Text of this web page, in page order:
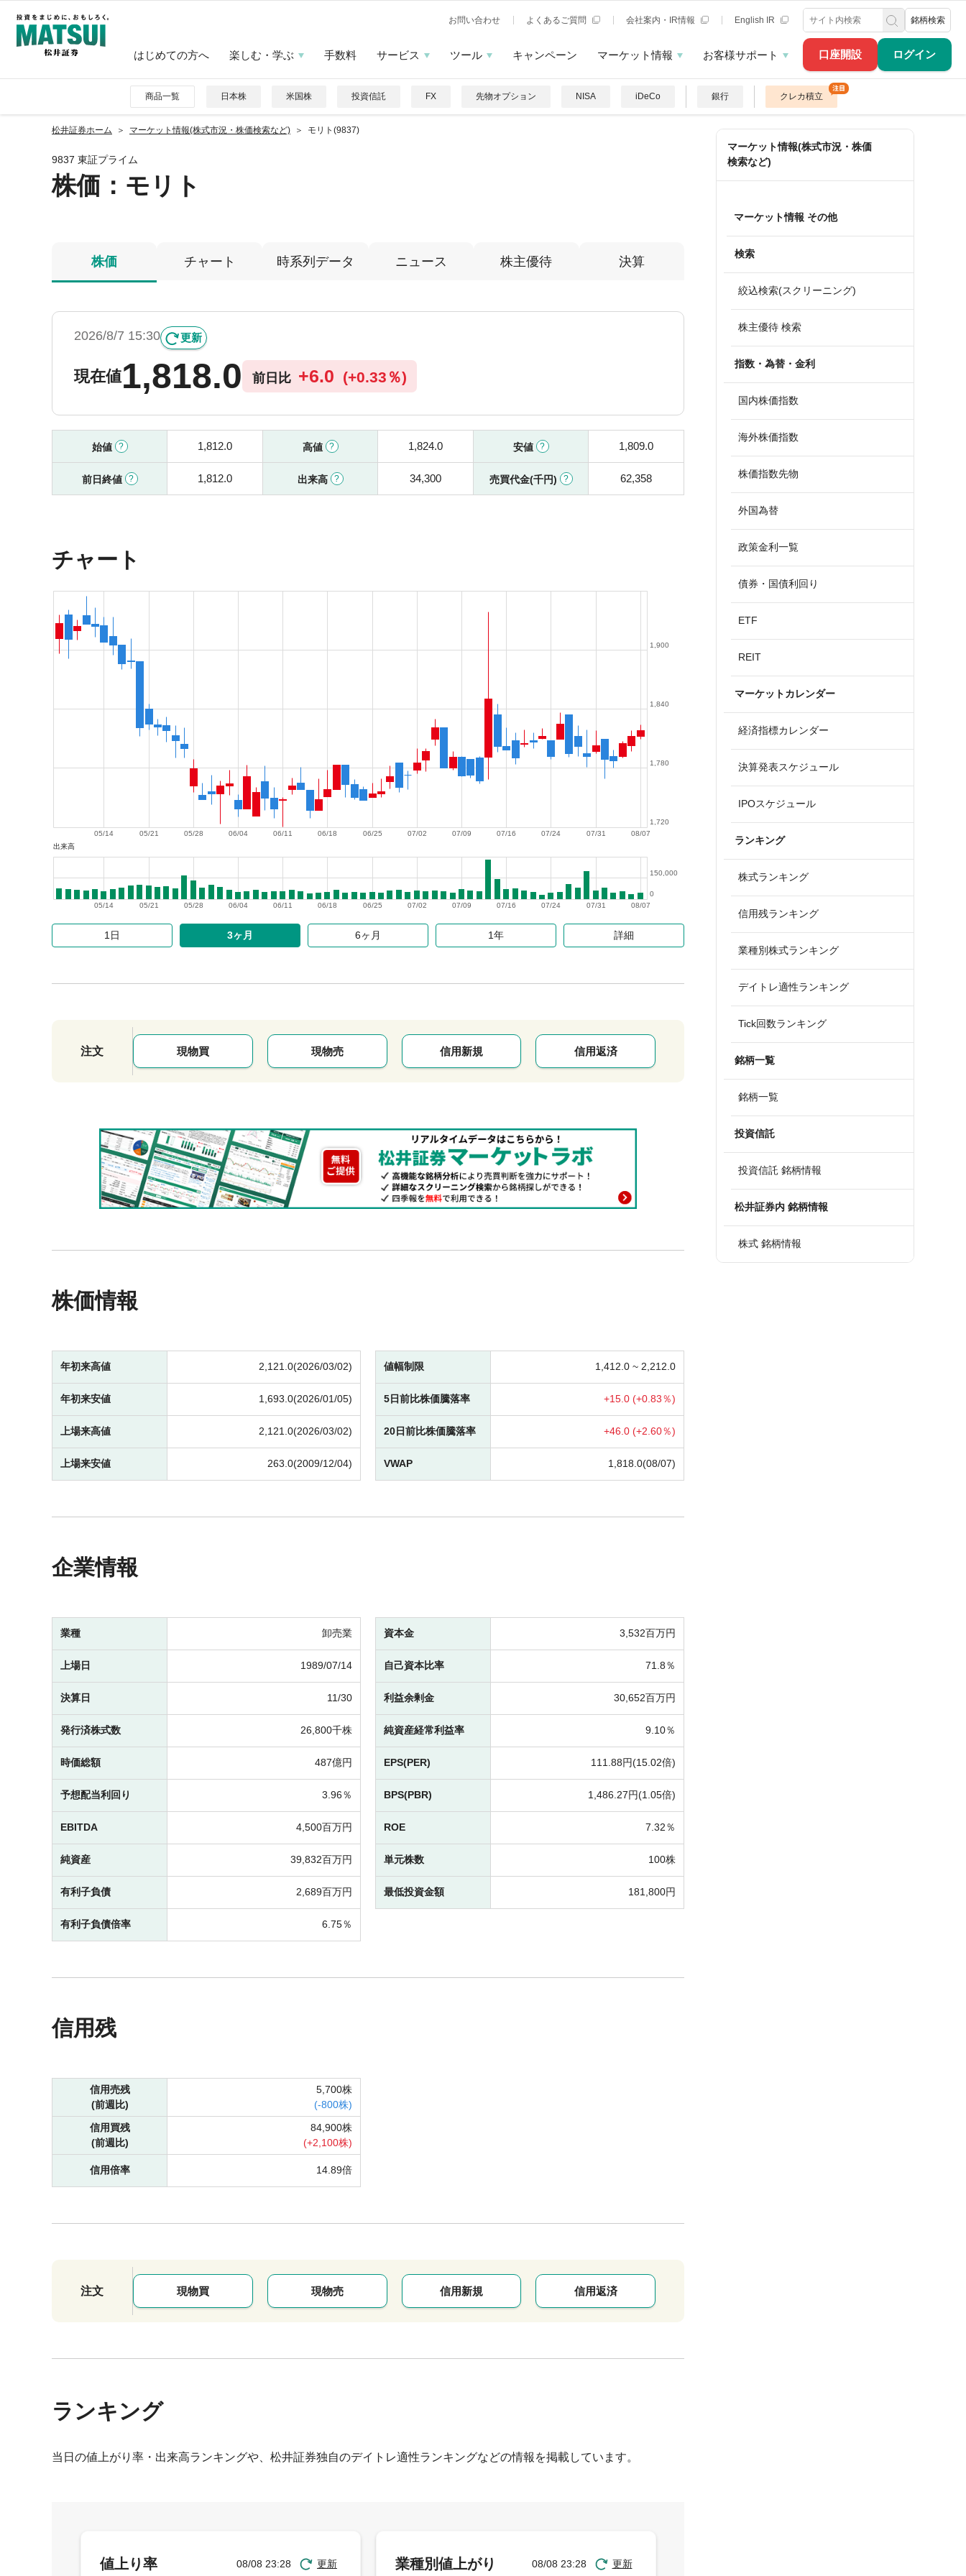
口座開設 ログイン
お問い合わせ よくあるご質問 会社案内・IR情報 English IR 銘柄検索
はじめての方へ 楽しむ・学ぶ 手数料 サービス ツール キャンペーン マーケット情報 お客様サポート
商品一覧 日本株 米国株 投資信託 FX 先物オプション NISA iDeCo 銀行 クレカ積立
松井証券ホーム マーケット情報(株式市況・株価検索など) モリト(9837)
9837 東証プライム
株価 ：モリト
株価 チャート 時系列データ ニュース 株主優待 決算
2026/8/7 15:30 更新
現在値1,818.0 前日比 +6.0 (+0.33％)
始値 1,812.0 高値 1,824.0 安値 1,809.0
前日終値 1,812.0 出来高 34,300 売買代金(千円) 62,358
チャート
08/07
07/31
07/24
07/16
07/09
07/02
06/25
06/18
06/11
06/04
05/28
05/21
05/14
1,720
1,780
1,840
1,900
出来高
08/07
07/31
07/24
07/16
07/09
07/02
06/25
06/18
06/11
06/04
05/28
05/21
05/14
0
150,000
1日 3ヶ月 6ヶ月 1年 詳細
注文 現物買 現物売 信用新規 信用返済
株価情報
年初来高値 2,121.0(2026/03/02)
年初来安値 1,693.0(2026/01/05)
上場来高値 2,121.0(2026/03/02)
上場来安値 263.0(2009/12/04)
値幅制限 1,412.0 ~ 2,212.0
5日前比株価騰落率 +15.0 (+0.83％)
20日前比株価騰落率 +46.0 (+2.60％)
VWAP 1,818.0(08/07)
企業情報
業種 卸売業
上場日 1989/07/14
決算日 11/30
発行済株式数 26,800千株
時価総額 487億円
予想配当利回り 3.96％
EBITDA 4,500百万円
純資産 39,832百万円
有利子負債 2,689百万円
有利子負債倍率 6.75％
資本金 3,532百万円
自己資本比率 71.8％
利益余剰金 30,652百万円
純資産経常利益率 9.10％
EPS(PER) 111.88円(15.02倍)
BPS(PBR) 1,486.27円(1.05倍)
ROE 7.32％
単元株数 100株
最低投資金額 181,800円
信用残
信用売残
(前週比)
5,700株
(-800株)
信用買残
(前週比)
84,900株
(+2,100株)
信用倍率 14.89倍
注文 現物買 現物売 信用新規 信用返済
ランキング
当日の値上がり率・出来高ランキングや、松井証券独自のデイトレ適性ランキングなどの情報を掲載しています。
マーケット情報(株式市況・株価
検索など)
マーケット情報 その他
検索
絞込検索(スクリーニング)
株主優待 検索
指数・為替・金利
国内株価指数
海外株価指数
株価指数先物
外国為替
政策金利一覧
債券・国債利回り
ETF
REIT
マーケットカレンダー
経済指標カレンダー
決算発表スケジュール
IPOスケジュール
ランキング
株式ランキング
信用残ランキング
業種別株式ランキング
デイトレ適性ランキング
Tick回数ランキング
銘柄一覧
銘柄一覧
投資信託
投資信託 銘柄情報
松井証券内 銘柄情報
株式 銘柄情報